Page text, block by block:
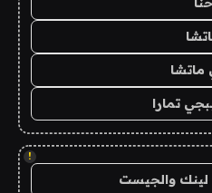
تمارا
!
لينك والجيست